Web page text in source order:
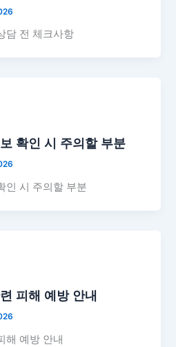
담 전 체크사항
확인 시 주의할 부분
인 시 주의할 부분
피해 예방 안내
해 예방 안내